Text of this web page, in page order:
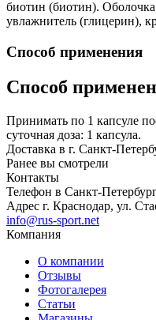
биотин (биотин).
увлажнитель (глицерин),
Способ применения
Способ
Принимать по 1 капсуле
суточная доза: 1 капсула.
Доставка в г. Санкт-
Ранее вы смотрели
Контакты
Телефон в Санкт-
Адрес г. Краснодар, ул.
info@rus-sport.net
Компания
О компании
Отзывы
Фотогалерея
Статьи